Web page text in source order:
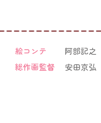
絵コンテ
阿部記之
総作画監督
安田京弘